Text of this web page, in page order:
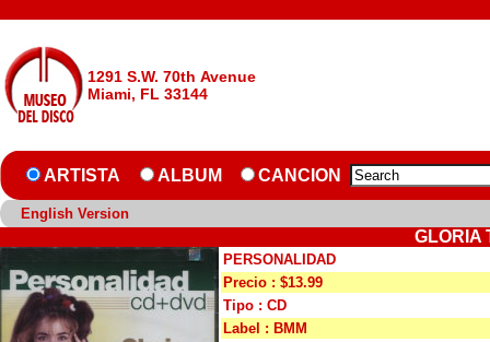
1291 S.W. 70th Avenue
Miami, FL 33144
ARTISTA ALBUM CANCION
English Version
GLORIA
PERSONALIDAD
Precio : $13.99
Tipo : CD
Label : BMM